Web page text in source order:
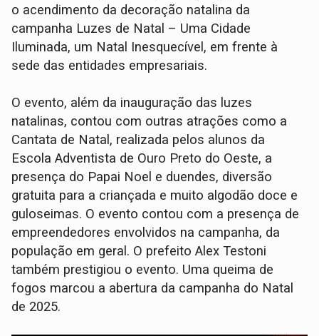
o acendimento da decoração natalina da
campanha Luzes de Natal – Uma Cidade
Iluminada, um Natal Inesquecível, em frente à
sede das entidades empresariais.
O evento, além da inauguração das luzes
natalinas, contou com outras atrações como a
Cantata de Natal, realizada pelos alunos da
Escola Adventista de Ouro Preto do Oeste, a
presença do Papai Noel e duendes, diversão
gratuita para a criançada e muito algodão doce e
guloseimas. O evento contou com a presença de
empreendedores envolvidos na campanha, da
população em geral. O prefeito Alex Testoni
também prestigiou o evento. Uma queima de
fogos marcou a abertura da campanha do Natal
de 2025.